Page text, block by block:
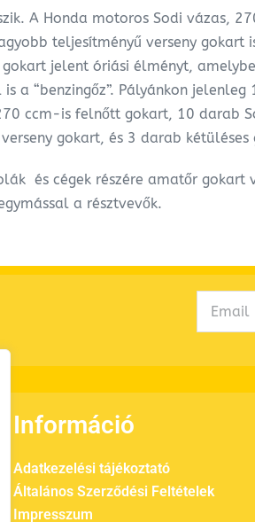
A Honda motoros Sodi vázas,
teljesítményű verseny gokart
jelent óriási élményt,
a “benzingőz”. Pályánkon jelenleg
ccm-is felnőtt gokart, 10 darab
gokart, és 3 darab kétüléses
és cégek részére amatőr gokart
a résztvevők.
Információ
Adatkezelési tájékoztató
Általános Szerződési Feltételek
Impresszum